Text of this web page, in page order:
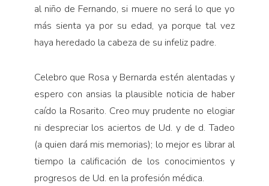
al niño de Fernando, si muere no será lo que yo
más sienta ya por su edad, ya porque tal vez
haya heredado la cabeza de su infeliz padre.
Celebro que Rosa y Bernarda estén alentadas y
es­pero con ansias la plausible noticia de haber
caído la Rosarito. Creo muy prudente no elogiar
ni despreciar los aciertos de Ud. y de d. Tadeo
(a quien dará mis memorias); lo mejor es librar al
tiempo la califica­ción de los conocimientos y
progresos de Ud. en la profesión médica.